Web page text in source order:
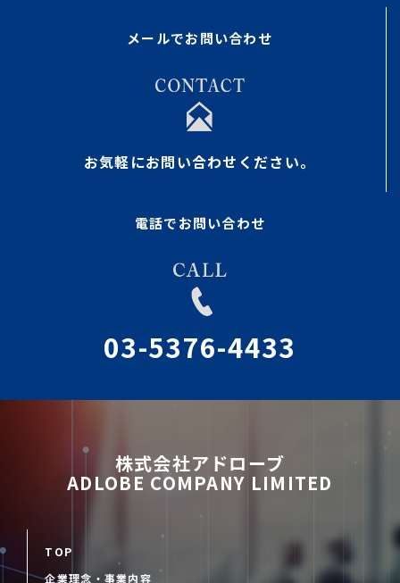
メールでお問い合わせ
お気軽にお問い合わせください。
電話でお問い合わせ
03-5376-4433
株式会社アドローブ
ADLOBE COMPANY LIMITED
TOP
企業理念・事業内容